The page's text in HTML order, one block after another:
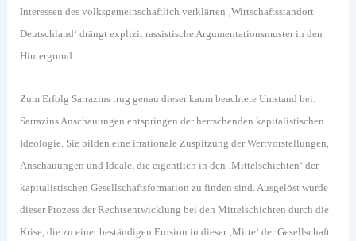
Interessen des volksgemeinschaftlich verklärten ‚Wirtschaftsstandort
Deutschland‘ drängt explizit rassistische Argumentationsmuster in den
Hintergrund.
Zum Erfolg Sarrazins trug genau dieser kaum beachtete Umstand bei:
Sarrazins Anschauungen entspringen der herrschenden kapitalistischen
Ideologie. Sie bilden eine irrationale Zuspitzung der Wertvorstellungen,
Anschauungen und Ideale, die eigentlich in den ‚Mittelschichten‘ der
kapitalistischen Gesellschaftsformation zu finden sind. Ausgelöst wurde
dieser Prozess der Rechtsentwicklung bei den Mittelschichten durch die
Krise, die zu einer beständigen Erosion in dieser ‚Mitte‘ der Gesellschaft